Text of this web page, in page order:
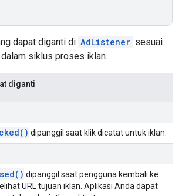
dapat diganti di AdListener sesuai
siklus proses iklan.
diganti
dipanggil saat klik dicatat untuk iklan.
dipanggil saat pengguna kembali ke
URL tujuan iklan. Aplikasi Anda dapat